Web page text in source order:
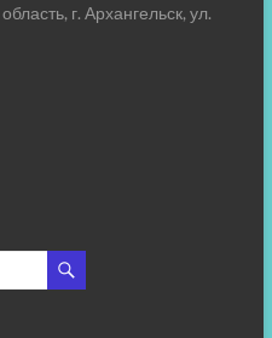
г. Архангельск, ул.